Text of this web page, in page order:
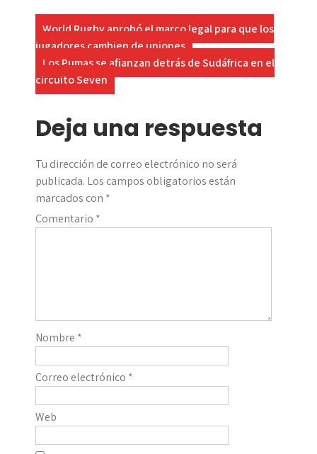
Navegación
de
entradas
World Rugby aprobó el marco legal para que los
jugadores cambien de uniones
Los Pumas se afianzan detrás de Sudáfrica en el
circuito Seven
Deja una respuesta
Tu dirección de correo electrónico no será
publicada. Los campos obligatorios están
marcados con *
Comentario *
Nombre *
Correo electrónico *
Web